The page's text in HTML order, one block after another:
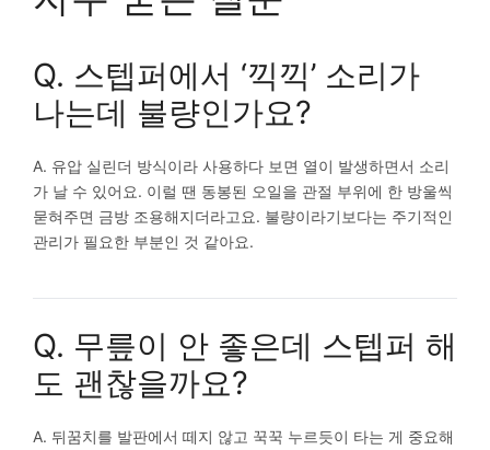
Q. 스텝퍼에서 ‘끽끽’ 소리가
나는데 불량인가요?
A. 유압 실린더 방식이라 사용하다 보면 열이 발생하면서 소리
가 날 수 있어요. 이럴 땐 동봉된 오일을 관절 부위에 한 방울씩
묻혀주면 금방 조용해지더라고요. 불량이라기보다는 주기적인
관리가 필요한 부분인 것 같아요.
Q. 무릎이 안 좋은데 스텝퍼 해
도 괜찮을까요?
A. 뒤꿈치를 발판에서 떼지 않고 꾹꾹 누르듯이 타는 게 중요해